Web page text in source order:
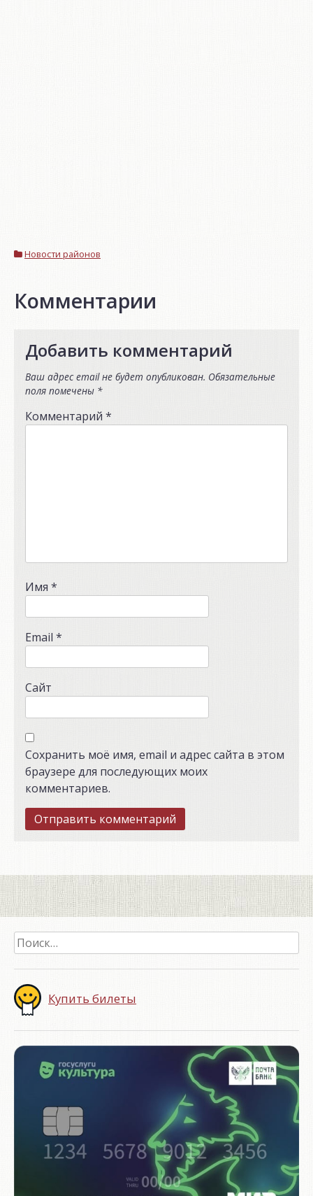
Новости районов
Комментарии
Добавить комментарий
Ваш адрес email не будет опубликован. Обязательные
поля помечены *
Комментарий *
Имя *
Email *
Сайт
Сохранить моё имя, email и адрес сайта в этом
браузере для последующих моих
комментариев.
Найти:
Купить билеты